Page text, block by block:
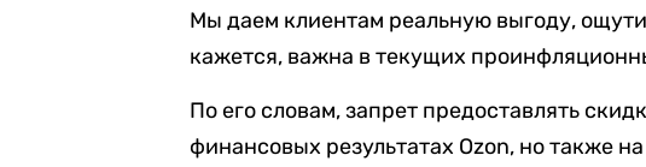
Мы даем клиентам реальную выгоду,
кажется, важна в текущих
По его словам, запрет предоставлять
финансовых результатах Ozon, но также